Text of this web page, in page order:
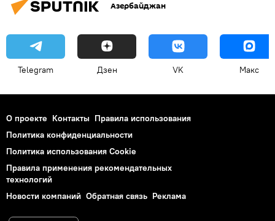
Азербайджан
Telegram Дзен VK Макс
О проекте Контакты Правила использования
Политика конфиденциальности
Политика использования Cookie
Правила применения рекомендательных
технологий
Новости компаний Обратная связь Реклама